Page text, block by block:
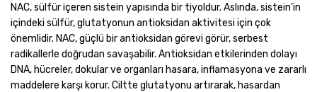
NAC, sülfür içeren sistein yapısında bir tiyoldur. Aslında, sistein’in
içindeki sülfür, glutatyonun antioksidan aktivitesi için çok
önemlidir. NAC, güçlü bir antioksidan görevi görür, serbest
radikallerle doğrudan savaşabilir. Antioksidan etkilerinden dolayı
DNA, hücreler, dokular ve organları hasara, inflamasyona ve zararlı
maddelere karşı korur. Ciltte glutatyonu artırarak, hasardan